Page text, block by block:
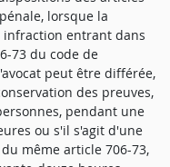
lorsque la
infraction entrant dans
73 du code de
peut être différée,
des preuves,
pendant une
ou s'il s'agit d'une
même article 706-73,